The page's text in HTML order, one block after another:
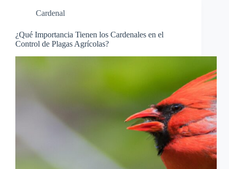
Cardenal
¿Qué Importancia Tienen los Cardenales en el
Control de Plagas Agrícolas?